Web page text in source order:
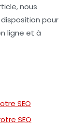
nous
pour
ligne et à
SEO
SEO